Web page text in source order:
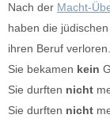
Nach der Macht-
haben die
ihren Beruf verloren.
Sie bekamen kein
Sie durften nicht
Sie durften nicht